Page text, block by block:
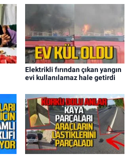
Elektrikli fırından çıkan yangın
evi kullanılamaz hale getirdi